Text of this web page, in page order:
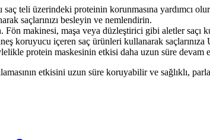
teli üzerindeki proteinin korunmasına yardımcı
saçlarınızı besleyin ve nemlendirin.
Fön makinesi, maşa veya düzleştirici gibi aletler saçı
koruyucu içeren saç ürünleri kullanarak
protein maskesinin etkisi daha uzun süre devam
etkisini uzun süre koruyabilir ve sağlıklı,